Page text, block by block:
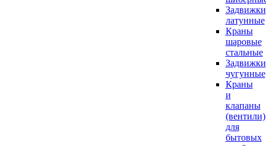
Задвижки
латунные
Краны
шаровые
стальные
Задвижки
чугунные
Краны
и
клапаны
(вентили)
для
бытовых